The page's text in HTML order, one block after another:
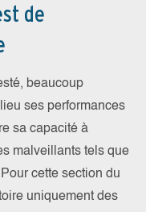
de
beaucoup
ses performances
sa capacité à
malveillants tels que
cette section du
uniquement des